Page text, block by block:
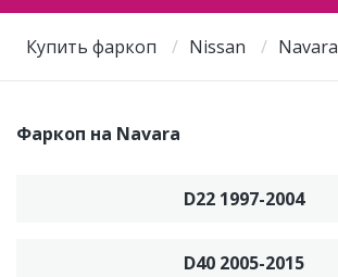
Купить фаркоп Nissan Navara
Фаркоп на Navara
D22 1997-2004
D40 2005-2015